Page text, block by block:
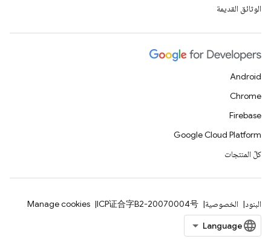
الوثائق القديمة
Android
Chrome
Firebase
Google Cloud Platform
كلّ المنتجات
البنود الخصوصية ICP证合字B2-20070004号
Manage cookies